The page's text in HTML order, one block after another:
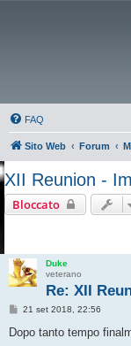
FAQ
Sito Web Forum
XII Reunion -
Bloccato
Duke
veterano
Re: XII
M
s
s
21 set 2018, 22:56
Dopo tanto tempo